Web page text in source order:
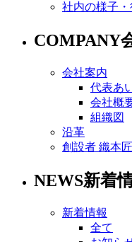
社内の様子
COMPANY
会社案内
代表あ
会社概
組織図
沿革
創設者 織本匠
NEWS新着
新着情報
全て